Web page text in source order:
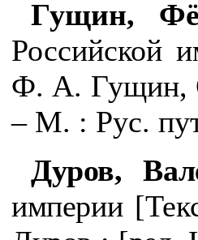
Гущин,
Российской
Ф. А. Гущин,
– М. : Рус.
Дуров,
империи [